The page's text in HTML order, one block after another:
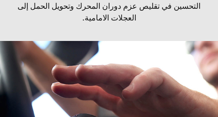
التحسين في تقليص عزم دوران المحرك وتحويل الحمل إلى
العجلات الامامية.